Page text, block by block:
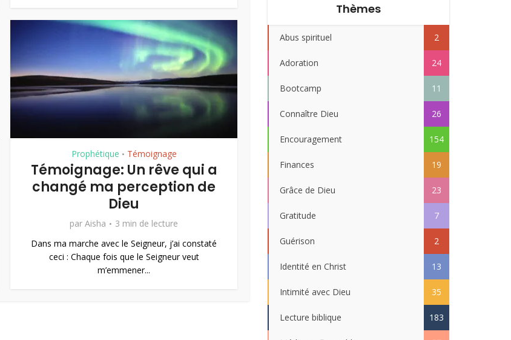
Prophétique • Témoignage
Témoignage: Un rêve qui a
changé ma perception de
Dieu
par Aisha
3 min de lecture
Dans ma marche avec le Seigneur, j’ai constaté
ceci : Chaque fois que le Seigneur veut
m’emmener...
Thèmes
Abus spirituel 2
Adoration 24
Bootcamp 11
Connaître Dieu 26
Encouragement 154
Finances 19
Grâce de Dieu 23
Gratitude 7
Guérison 2
Identité en Christ 13
Intimité avec Dieu 35
Lecture biblique 183